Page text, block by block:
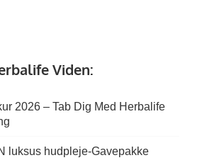
Viden:
2026 – Tab Dig Med Herbalife
luksus hudpleje-Gavepakke